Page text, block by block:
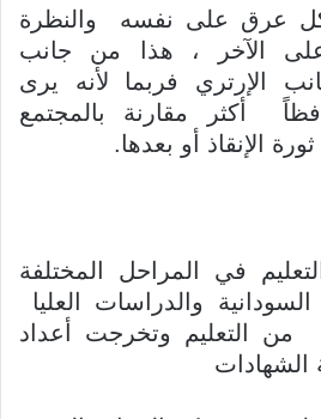
كل عرق على نفسه والنظرة
على الآخر ، هذا من جانب
الإرتري فربما لأنه يرى
أكثر مقارنة بالمجتمع
الإنقاذ أو بعدها.
في المراحل المختلفة
والدراسات العليا
من التعليم وتخرجت أعداد
الشهادات